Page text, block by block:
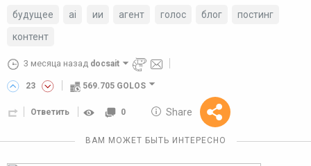
будущее ai ии агент голос блог
постинг
контент
3 месяца назад docsait
23 569.705 GOLOS
Ответить 0 Share
Reward
10 GOLOS
ВАМ МОЖЕТ БЫТЬ ИНТЕРЕСНО